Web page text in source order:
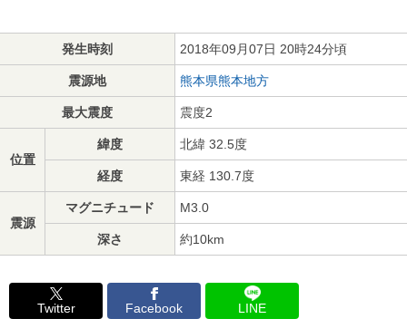
発生時刻 2018年09月07日 20時24分頃
震源地 熊本県熊本地方
最大震度 震度2
位置
緯度 北緯 32.5度
経度 東経 130.7度
震源
マグニチュード M3.0
深さ 約10km
Twitter Facebook LINE